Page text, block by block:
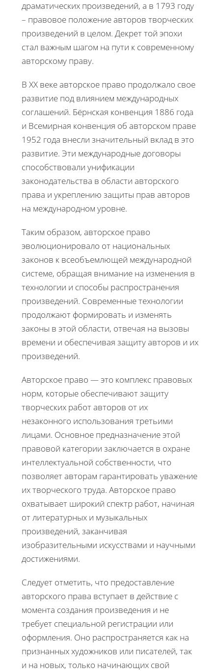
драматических произведений, а в 1793 году
– правовое положение авторов творческих
произведений в целом. Декрет той эпохи
стал важным шагом на пути к современному
авторскому праву.
В XX веке авторское право продолжало свое
развитие под влиянием международных
соглашений. Бёрнская конвенция 1886 года
и Всемирная конвенция об авторском праве
1952 года внесли значительный вклад в это
развитие. Эти международные договоры
способствовали унификации
законодательства в области авторского
права и укреплению защиты прав авторов
на международном уровне.
Таким образом, авторское право
эволюционировало от национальных
законов к всеобъемлющей международной
системе, обращая внимание на изменения в
технологии и способы распространения
произведений. Современные технологии
продолжают формировать и изменять
законы в этой области, отвечая на вызовы
времени и обеспечивая защиту авторов и их
произведений.
Авторское право — это комплекс правовых
норм, которые обеспечивают защиту
творческих работ авторов от их
незаконного использования третьими
лицами. Основное предназначение этой
правовой категории заключается в охране
интеллектуальной собственности, что
позволяет авторам гарантировать уважение
их творческого труда. Авторское право
охватывает широкий спектр работ, начиная
от литературных и музыкальных
произведений, заканчивая
изобразительными искусствами и научными
достижениями.
Следует отметить, что предоставление
авторского права вступает в действие с
момента создания произведения и не
требует специальной регистрации или
оформления. Оно распространяется как на
признанных художников или писателей, так
и на новых, только начинающих свой